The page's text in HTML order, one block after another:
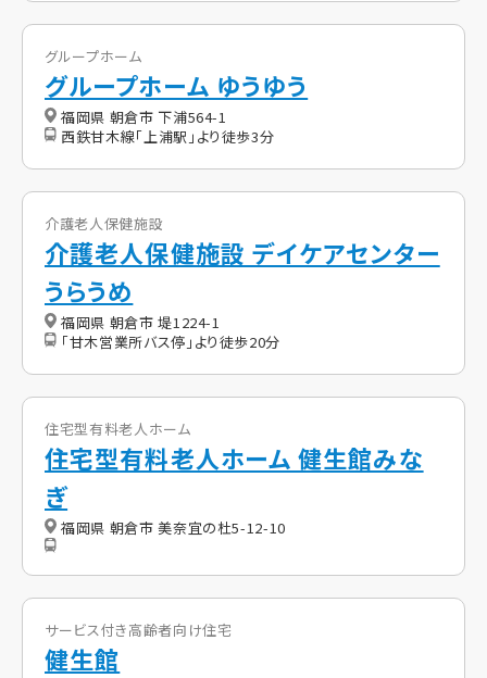
グループホーム
グループホーム ゆうゆう
福岡県 朝倉市 下浦564-1
西鉄甘木線「上浦駅」より徒歩3分
介護老人保健施設
介護老人保健施設 デイケアセンター
うらうめ
福岡県 朝倉市 堤1224-1
「甘木営業所バス停」より徒歩20分
住宅型有料老人ホーム
住宅型有料老人ホーム 健生館みな
ぎ
福岡県 朝倉市 美奈宜の杜5-12-10
サービス付き高齢者向け住宅
健生館